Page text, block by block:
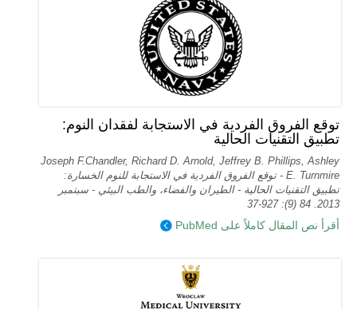
توقع الفروق الفردية في الاستجابة لفقدان النوم:
تطبيق التقنيات الحالية
Joseph F.Chandler, Richard D. Arnold, Jeffrey B. Phillips, Ashley
E. Turnmire - توقع الفروق الفردية في الاستجابة للنوم الخسارة:
تطبيق التقنيات الحالية - الطيران والفضاء، والطب البيئي - سبتمبر
2013. 84 (9): 927-37
أقرأ نص المقال كاملاً على PubMed